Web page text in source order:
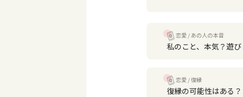
恋愛 あの人の本音
私のこと、本気？遊び
恋愛 復縁
復縁の可能性はある？